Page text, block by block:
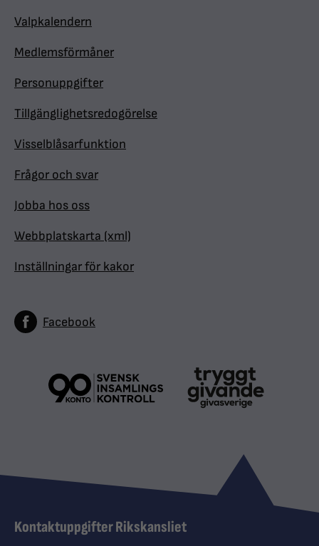
Valpkalendern
Medlemsförmåner
Personuppgifter
Tillgänglighetsredogörelse
Visselblåsarfunktion
Frågor och svar
Jobba hos oss
Webbplatskarta (xml)
Inställningar för kakor
Facebook
Kontaktuppgifter Rikskansliet